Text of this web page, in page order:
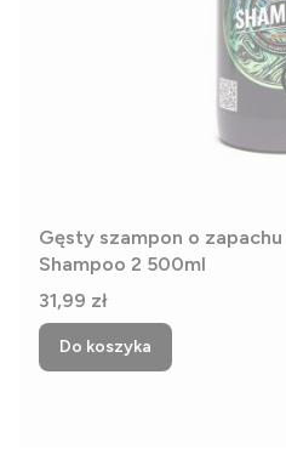
Gęsty szampon o
Shampoo 2 500ml
Cena
31,99 zł
Do koszyka